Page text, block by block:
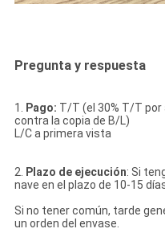
Pregunta y respuesta
1. Pago: T/T (el 30% T/T por
contra la copia de B/L)
L/C a primera vista
2. Plazo de ejecución: Si
nave en el plazo de 10-15
Si no tener común, tarde
un orden del envase.